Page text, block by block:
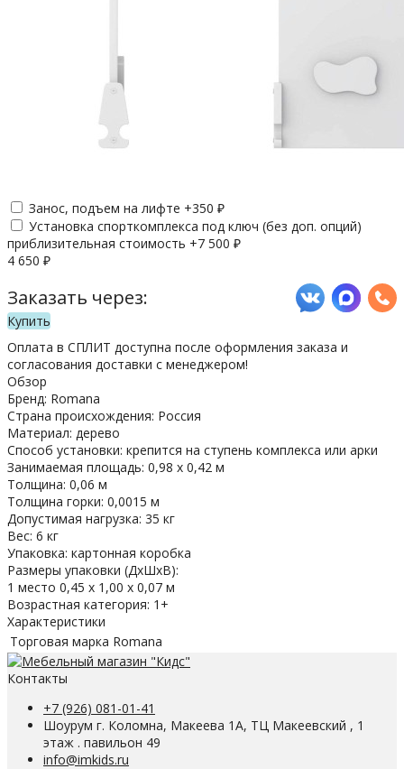
Занос, подъем на лифте +350 ₽
Установка спорткомплекса под ключ (без доп. опций)
приблизительная стоимость +7 500 ₽
4 650 ₽
Заказать через:
Купить
Оплата в СПЛИТ доступна после оформления заказа и
согласования доставки с менеджером!
Обзор
Бренд: Romana
Страна происхождения: Россия
Материал: дерево
Способ установки: крепится на ступень комплекса или арки
Занимаемая площадь: 0,98 х 0,42 м
Толщина: 0,06 м
Толщина горки: 0,0015 м
Допустимая нагрузка: 35 кг
Вес: 6 кг
Упаковка: картонная коробка
Размеры упаковки (ДхШхВ):
1 место 0,45 х 1,00 х 0,07 м
Возрастная категория: 1+
Характеристики
Торговая марка Romana
Контакты
+7 (926) 081-01-41
Шоурум г. Коломна, Макеева 1А, ТЦ Макеевский , 1
этаж . павильон 49
info@imkids.ru